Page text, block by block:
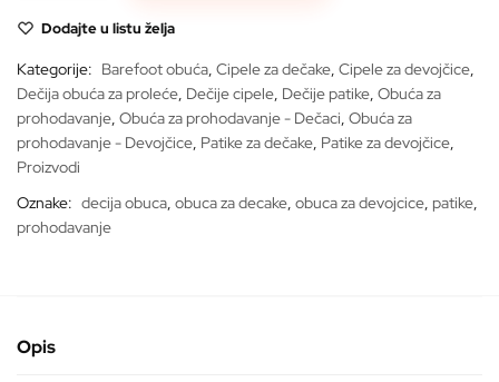
*BAREFOOT*
količina
Dodajte u listu želja
Kategorije: Barefoot obuća, Cipele za dečake, Cipele za devojčice,
Dečija obuća za proleće, Dečije cipele, Dečije patike, Obuća za
prohodavanje, Obuća za prohodavanje - Dečaci, Obuća za
prohodavanje - Devojčice, Patike za dečake, Patike za devojčice,
Proizvodi
Oznake: decija obuca, obuca za decake, obuca za devojcice, patike,
prohodavanje
Opis